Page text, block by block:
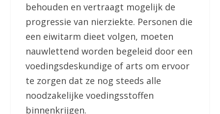
behouden en vertraagt mogelijk de
progressie van nierziekte. Personen die
een eiwitarm dieet volgen, moeten
nauwlettend worden begeleid door een
voedingsdeskundige of arts om ervoor
te zorgen dat ze nog steeds alle
noodzakelijke voedingsstoffen
binnenkrijgen.